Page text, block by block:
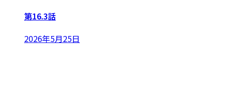
第16.3話
2026年5月25日